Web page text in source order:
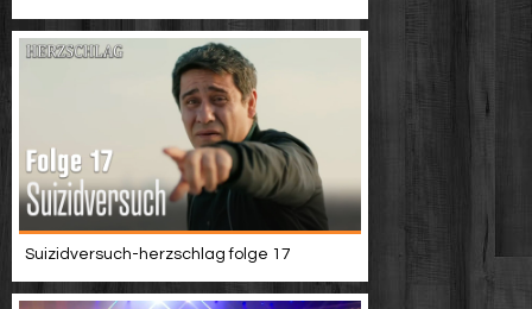
Suizidversuch-herzschlag folge 17